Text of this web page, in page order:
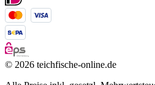
© 2026 teichfische-online.de